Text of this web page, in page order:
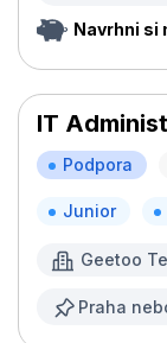
Navrhni si
IT
Podpora
Junior
Geetoo
Praha